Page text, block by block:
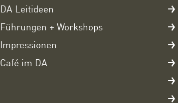
DA Leitideen
Führungen + Workshops
Impressionen
Café im DA